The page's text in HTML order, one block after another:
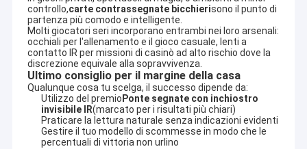
controllo,carte contrassegnate bicchierisono il punto di
partenza più comodo e intelligente.
Molti giocatori seri incorporano entrambi nei loro arsenali:
occhiali per l'allenamento e il gioco casuale, lenti a
contatto IR per missioni di casinò ad alto rischio dove la
discrezione equivale alla sopravvivenza.
Ultimo consiglio per il margine della casa
Qualunque cosa tu scelga, il successo dipende da:
Utilizzo del premio Ponte segnate con inchiostro
invisibile IR(marcato per i risultati più chiari)
Praticare la lettura naturale senza indicazioni evidenti
Gestire il tuo modello di scommesse in modo che le
percentuali di vittoria non urlino